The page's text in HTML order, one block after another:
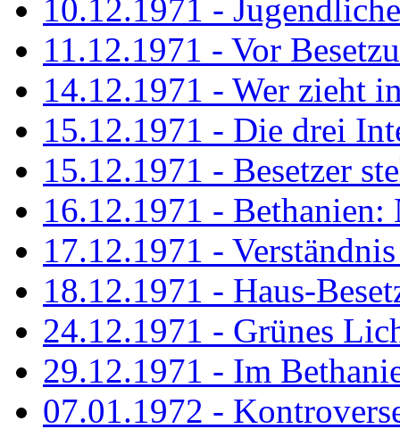
10.12.1971 -
11.12.1971 - Vor
14.12.1971 - Wer zieht
15.12.1971 - Die drei
15.12.1971 - Besetzer
16.12.1971 - Bethanien:
17.12.1971 -
18.12.1971 - Haus-
24.12.1971 - Grünes
29.12.1971 - Im
07.01.1972 -